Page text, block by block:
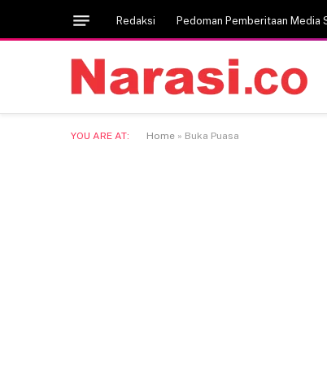
Redaksi Pedoman Pemberitaan Media
YOU ARE AT: Home » Buka Puasa